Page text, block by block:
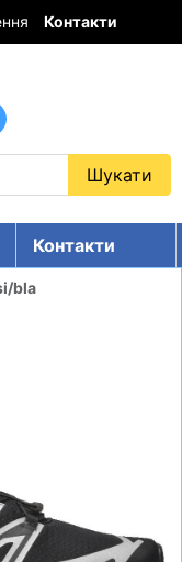
Контакти
Контакти
bla